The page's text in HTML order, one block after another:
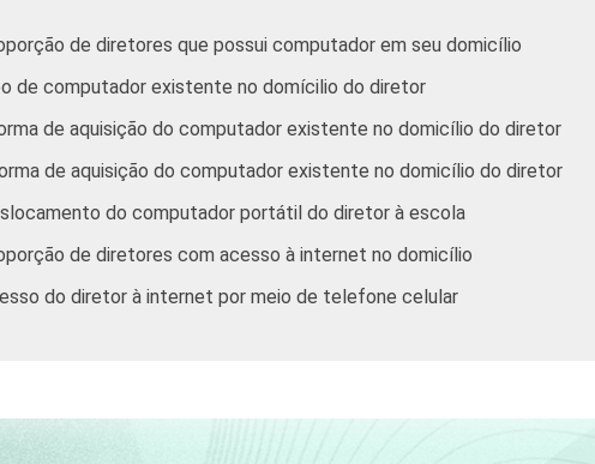
INSTALADO NO LABORATÓRIO DE INFORMÁTICA
INTERNET INSTALADA NO LABORATÓRIO DE INFORMÁTICA
diretores.
- out/dez 2011
de diretores que possui computador em seu domicílio
de computador existente no domícilio do diretor
de aquisição do computador existente no domicílio do diretor
de aquisição do computador existente no domicílio do diretor
do computador portátil do diretor à escola
de diretores com acesso à internet no domicílio
do diretor à internet por meio de telefone celular